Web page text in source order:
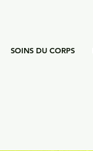
SOINS DU CORPS